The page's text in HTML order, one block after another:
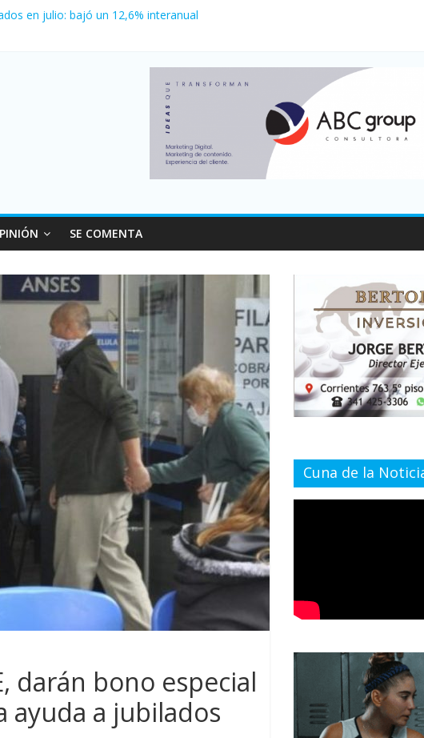
en julio: bajó un 12,6% interanual
kioscos: el sector denuncia crisis como en 2001
y consumo turístico: 4,6 millones de personas viajaron por el país, un
SE COMENTA
darán bono especial
ayuda a jubilados
Cuna de la